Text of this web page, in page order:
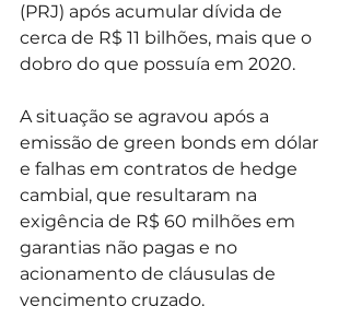
(PRJ) após acumular dívida de
cerca de R$ 11 bilhões, mais que o
dobro do que possuía em 2020.
A situação se agravou após a
emissão de green bonds em dólar
e falhas em contratos de hedge
cambial, que resultaram na
exigência de R$ 60 milhões em
garantias não pagas e no
acionamento de cláusulas de
vencimento cruzado.